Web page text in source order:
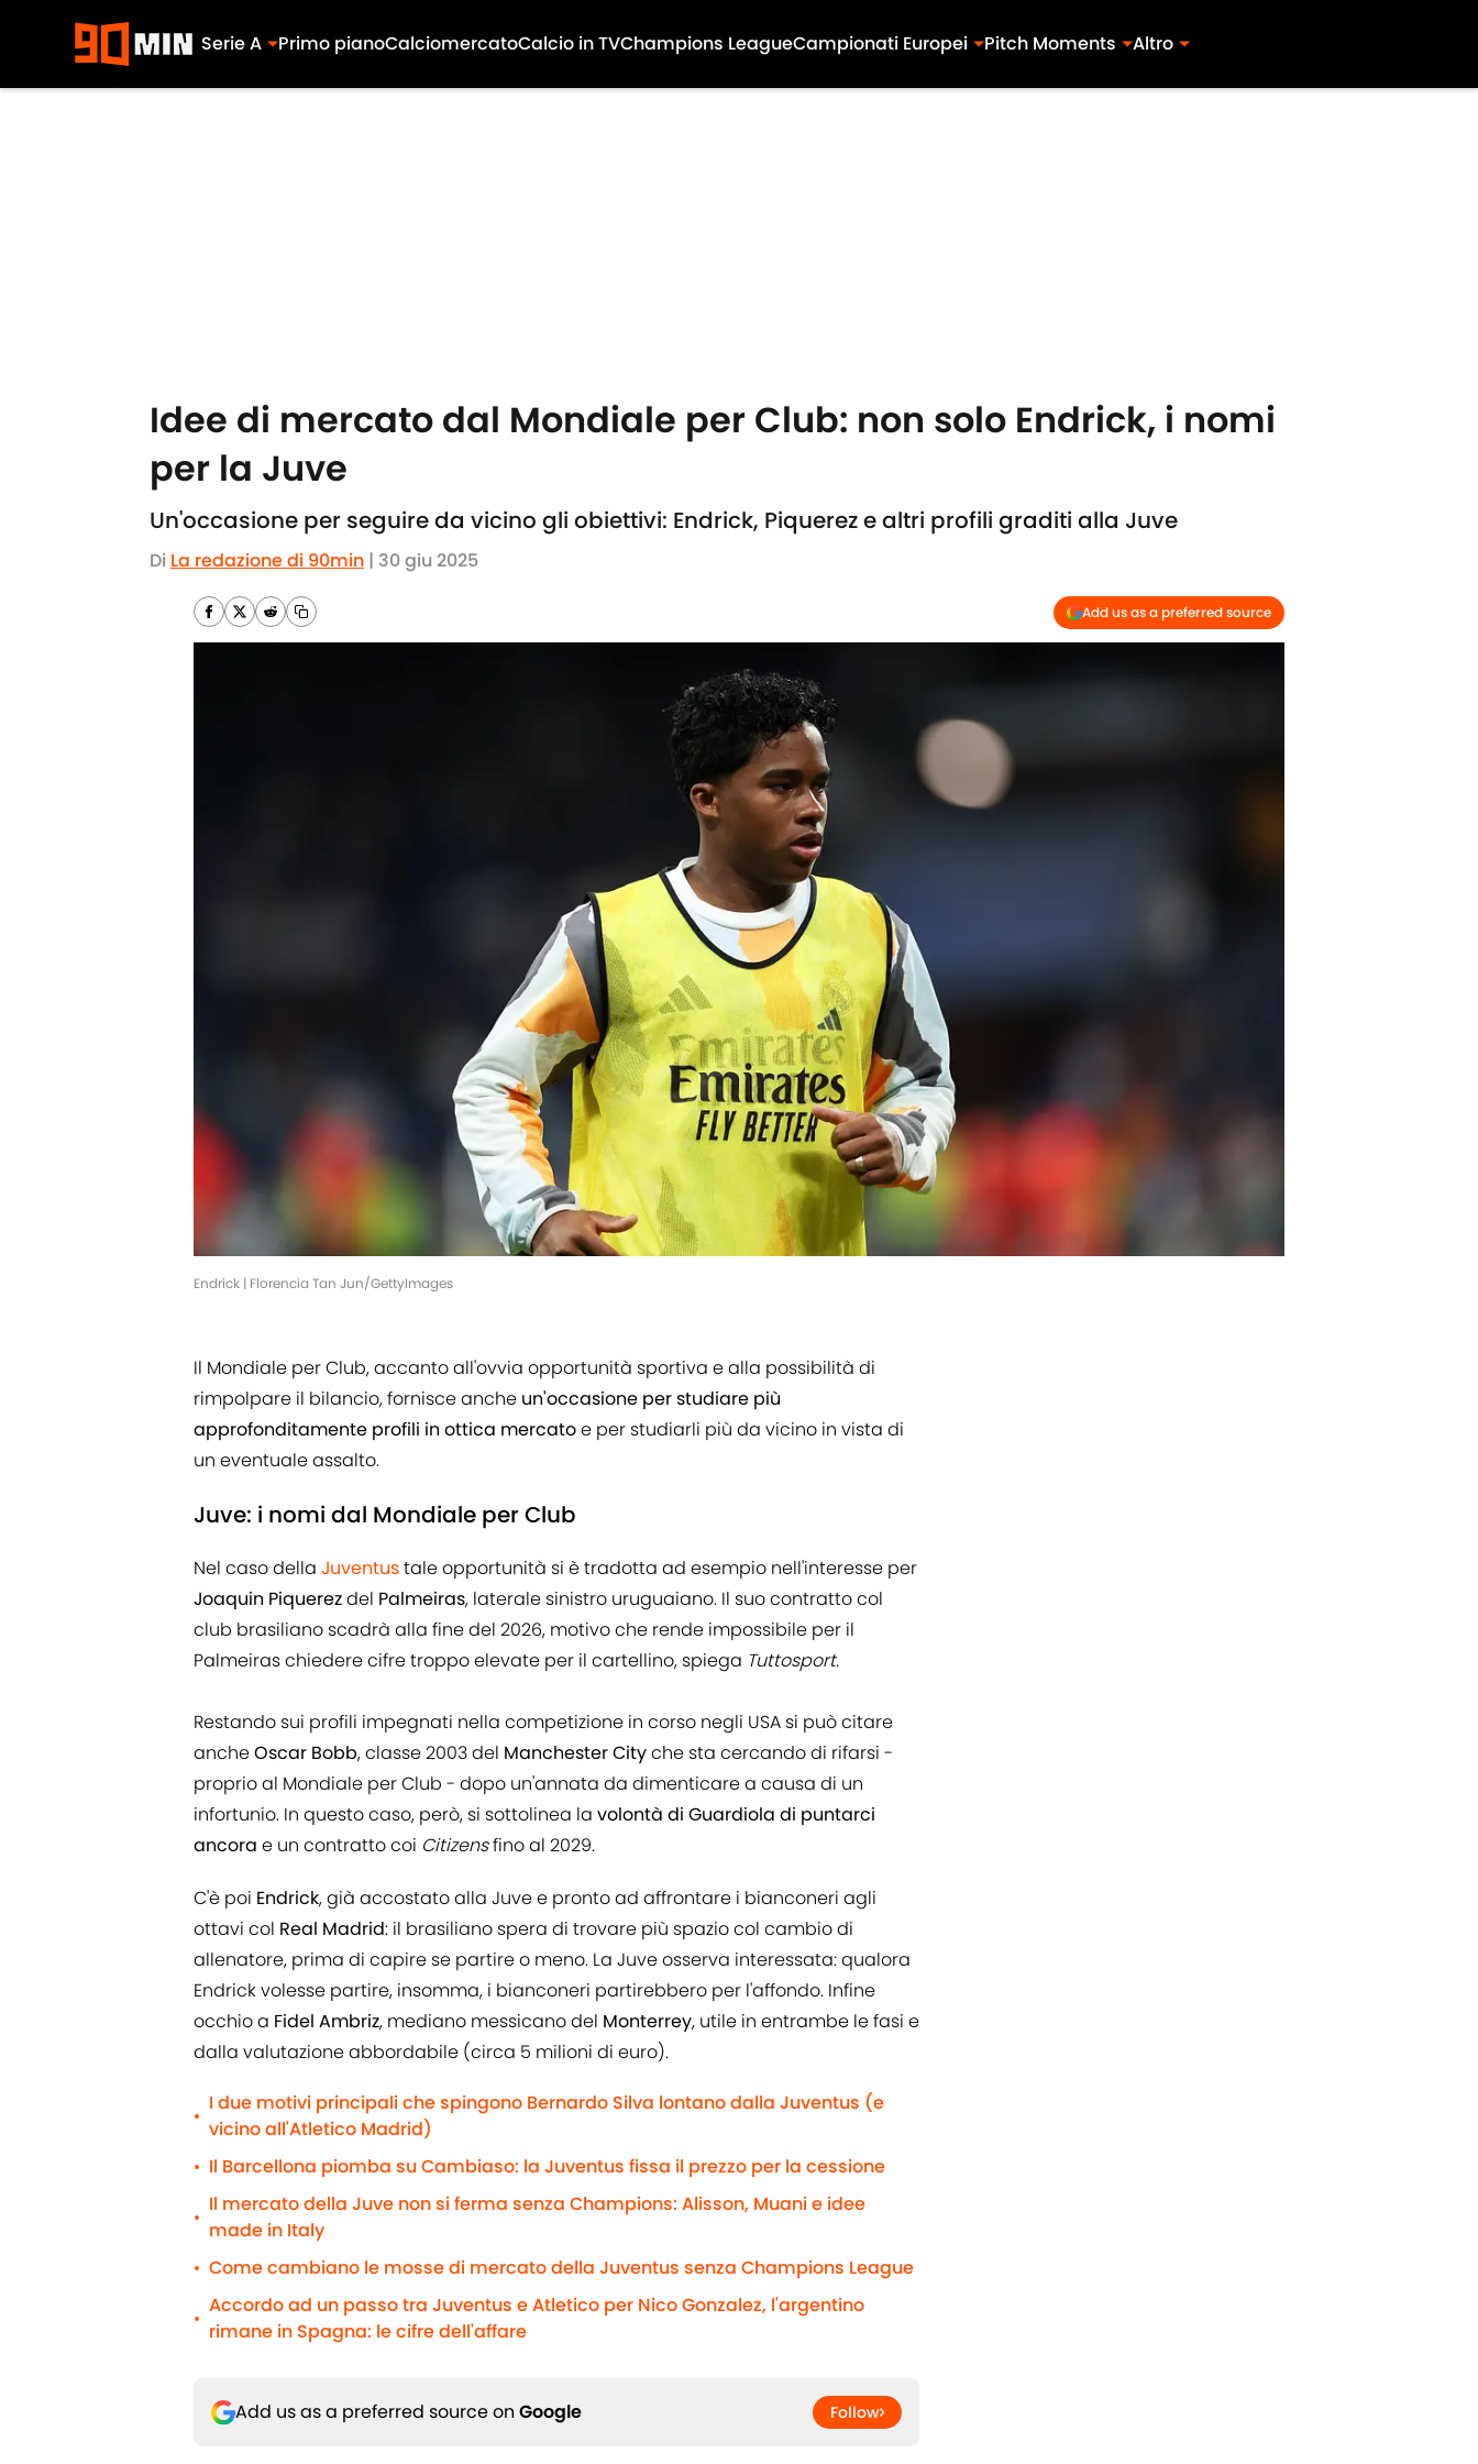
Serie A Primo pianoCalciomercatoCalcio in TVChampions LeagueCampionati Europei Pitch Moments Altro
Idee di mercato dal Mondiale per Club: non solo Endrick, i nomi
per la Juve
Un'occasione per seguire da vicino gli obiettivi: Endrick, Piquerez e altri profili graditi alla Juve
Di La redazione di 90min | 30 giu 2025
Add us as a preferred source
Endrick | Florencia Tan Jun/GettyImages
Il Mondiale per Club, accanto all'ovvia opportunità sportiva e alla possibilità di
rimpolpare il bilancio, fornisce anche un'occasione per studiare più
approfonditamente profili in ottica mercatoe per studiarli più da vicino in vista di
un eventuale assalto.
Juve: i nomi dal Mondiale per Club
Nel caso della Juventustale opportunità si è tradotta ad esempio nell'interesse per
Joaquin Piquerezdel Palmeiras, laterale sinistro uruguaiano. Il suo contratto col
club brasiliano scadrà alla fine del 2026, motivo che rende impossibile per il
Palmeiras chiedere cifre troppo elevate per il cartellino, spiega Tuttosport.
Restando sui profili impegnati nella competizione in corso negli USA si può citare
ancheOscar Bobb, classe 2003 del Manchester Cityche sta cercando di rifarsi -
proprio al Mondiale per Club - dopo un'annata da dimenticare a causa di un
infortunio. In questo caso, però, si sottolinea la volontà di Guardiola di puntarci
ancora e un contratto coi Citizensfino al 2029.
C'è poi Endrick, già accostato alla Juve e pronto ad affrontare i bianconeri agli
ottavi col Real Madrid: il brasiliano spera di trovare più spazio col cambio di
allenatore, prima di capire se partire o meno. La Juve osserva interessata: qualora
Endrick volesse partire, insomma, i bianconeri partirebbero per l'affondo. Infine
occhio a Fidel Ambriz, mediano messicano del Monterrey, utile in entrambe le fasi e
dalla valutazione abbordabile (circa 5 milioni di euro).
•
I due motivi principali che spingono Bernardo Silva lontano dalla Juventus (e
vicino all'Atletico Madrid)
• Il Barcellona piomba su Cambiaso: la Juventus fissa il prezzo per la cessione
•
Il mercato della Juve non si ferma senza Champions: Alisson, Muani e idee
made in Italy
• Come cambiano le mosse di mercato della Juventus senza Champions League
•
Accordo ad un passo tra Juventus e Atletico per Nico Gonzalez, l'argentino
rimane in Spagna: le cifre dell'affare
Add us as a preferred source on Google Follow